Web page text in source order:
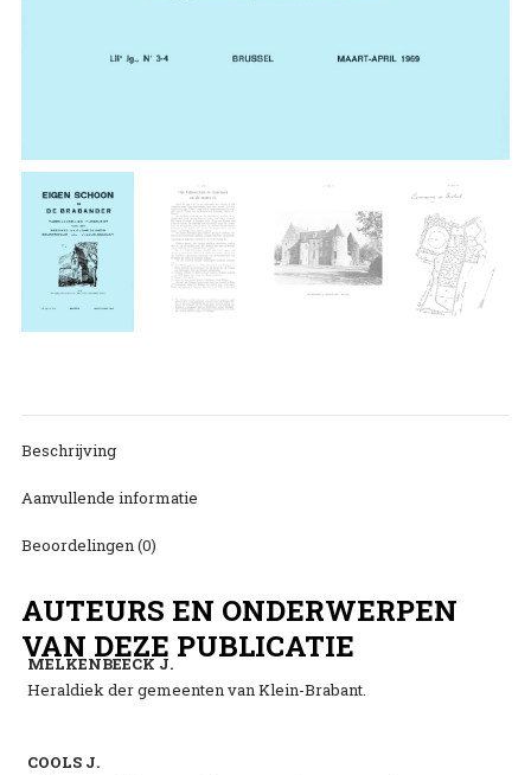
Beschrijving
Aanvullende informatie
Beoordelingen (0)
AUTEURS EN ONDERWERPEN
VAN DEZE PUBLICATIE
MELKENBEECK J.
Heraldiek der gemeenten van Klein-Brabant.
COOLS J.